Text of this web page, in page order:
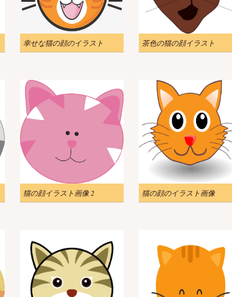
幸せな猫の顔のイラスト 茶色の猫の顔イラスト
猫の顔イラスト画像 2 猫の顔のイラスト画像